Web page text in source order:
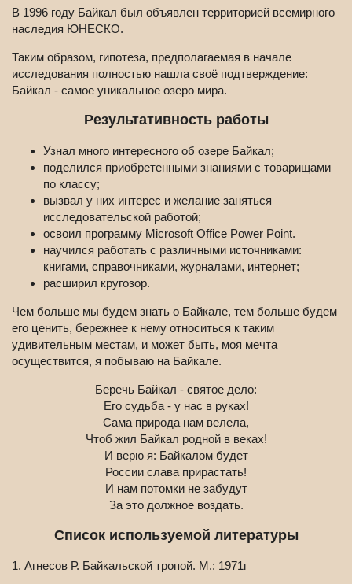
В 1996 году Байкал был объявлен территорией всемирного
наследия ЮНЕСКО.
Таким образом, гипотеза, предполагаемая в начале
исследования полностью нашла своё подтверждение:
Байкал - самое уникальное озеро мира.
Результативность работы
Узнал много интересного об озере Байкал;
поделился приобретенными знаниями с товарищами
по классу;
вызвал у них интерес и желание заняться
исследовательской работой;
освоил программу Microsoft Office Power Point.
научился работать с различными источниками:
книгами, справочниками, журналами, интернет;
расширил кругозор.
Чем больше мы будем знать о Байкале, тем больше будем
его ценить, бережнее к нему относиться к таким
удивительным местам, и может быть, моя мечта
осуществится, я побываю на Байкале.
Беречь Байкал - святое дело:
Его судьба - у нас в руках!
Сама природа нам велела,
Чтоб жил Байкал родной в веках!
И верю я: Байкалом будет
России слава прирастать!
И нам потомки не забудут
За это должное воздать.
Список используемой литературы
1. Агнесов Р. Байкальской тропой. М.: 1971г